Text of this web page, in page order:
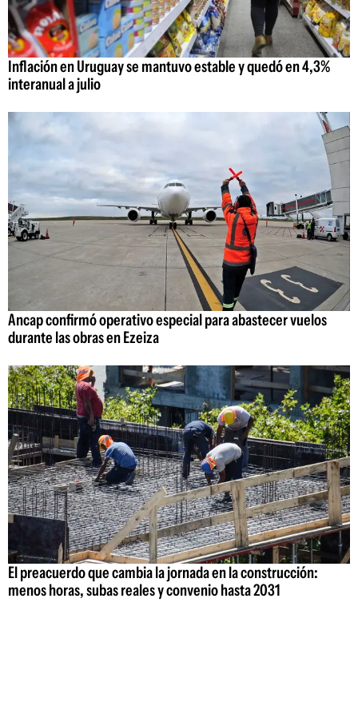
Inflación en Uruguay se mantuvo estable y quedó en 4,3%
interanual a julio
Ancap confirmó operativo especial para abastecer vuelos
durante las obras en Ezeiza
El preacuerdo que cambia la jornada en la construcción:
menos horas, subas reales y convenio hasta 2031